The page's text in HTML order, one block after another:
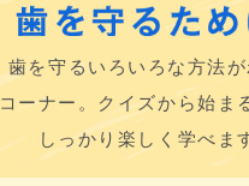
歯を守るいろいろな方法が
コーナー。 クイズから始ま
しっかり楽しく学べま